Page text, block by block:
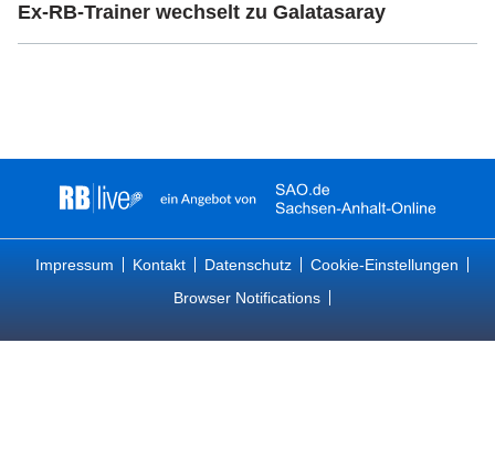
Ex-RB-Trainer wechselt zu Galatasaray
Impressum Kontakt Datenschutz
Cookie-Einstellungen
Browser Notifications